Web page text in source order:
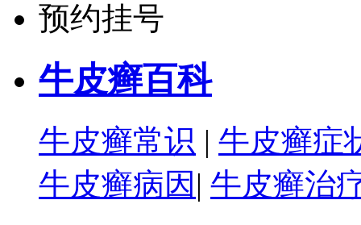
预约挂号
牛皮癣百科
牛皮癣常识 | 牛皮癣症
牛皮癣病因 | 牛皮癣治